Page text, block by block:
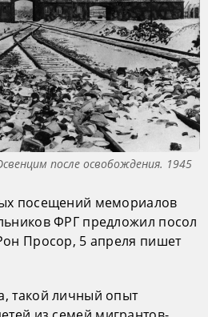
после освобождения. 1945
посещений мемориалов
ФРГ предложил посол
Просор, 5 апреля пишет
такой личный опыт